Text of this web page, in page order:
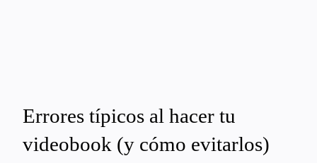
Errores típicos al hacer tu
videobook (y cómo evitarlos)